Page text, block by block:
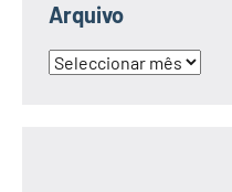
Arquivo
Arquivo